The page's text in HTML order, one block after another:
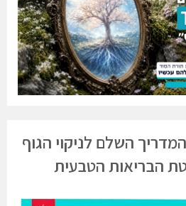
השלם לניקוי הגוף
הבריאות הטבעית